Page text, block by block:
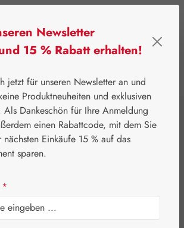
Naturprodukte Spezialitäten
Newsletter
15 % Rabatt erhalten!
jetzt für unseren Newsletter an und
Produktneuheiten und exklusiven
Als Dankeschön für Ihre Anmeldung
einen Rabattcode, mit dem Sie
Einkäufe 15 % auf das
sparen.
*